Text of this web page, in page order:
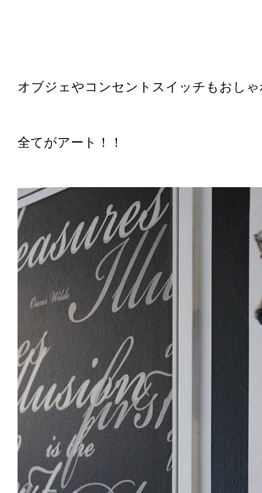
オブジェやコンセントスイッチもおし
全てがアート！！